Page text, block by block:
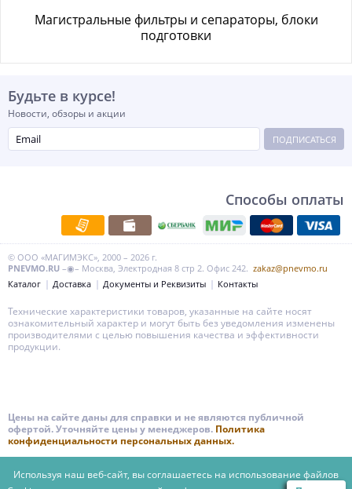
Магистральные фильтры и сепараторы, блоки
подготовки
Будьте в курсе!
Новости, обзоры и акции
ПОДПИСАТЬСЯ
Способы оплаты
© ООО «МАГИМЭКС», 2000 – 2026 г.
PNEVMO.RU –◉– Москва, Электродная 8 стр 2. Офис 242. zakaz@pnevmo.ru
Каталог
Доставка Документы и Реквизиты Контакты
Технические характеристики товаров, указанные на сайте носят
ознакомительный характер и могут быть без уведомления изменены
производителями с целью повышения качества и эффективности
продукции.
Цены на сайте даны для справки и не являются публичной
офертой. Уточняйте цены у менеджеров. Политика
конфиденциальности персональных данных.
Используя наш веб-сайт, вы соглашаетесь на использование файлов